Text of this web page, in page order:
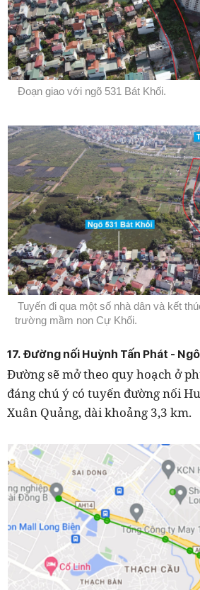
Đoạn giao với ngõ 531 Bát Khối.
Tuyến đi qua một số nhà dân và kết
trường mầm non Cự Khối.
17. Đường nối Huỳnh Tấn Phát -
Đường sẽ mở theo quy hoạch ở
đáng chú ý có tuyến đường nối
Xuân Quảng, dài khoảng 3,3 km.